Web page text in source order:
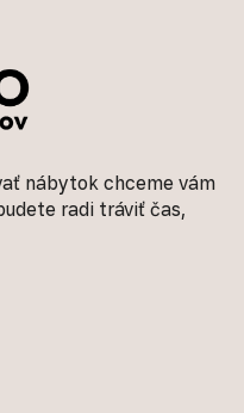
nábytok chceme vám
radi tráviť čas,